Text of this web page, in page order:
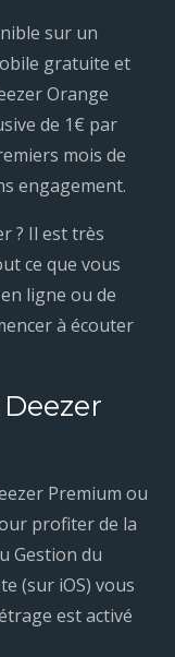
sur un
gratuite et
Orange
de 1€ par
mois de
engagement.
? Il est très
ce que vous
ligne ou de
à écouter
Premium ou
profiter de la
Gestion du
(sur iOS) vous
est activé